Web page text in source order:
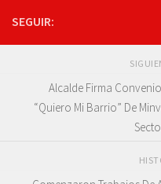
SEGUIR:
Alcalde Firma
“Quiero Mi Barrio” De